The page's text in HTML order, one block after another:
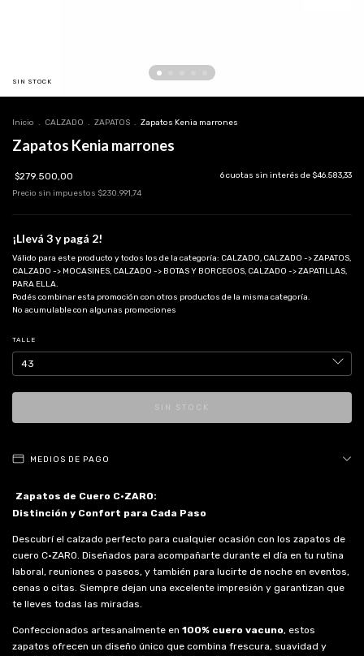
SIN STOCK
Inicio . CALZADO . ZAPATOS . Zapatos Kenia marrones
Zapatos Kenia marrones
$279.500,00 6cuotas sin interés de $46.583,33
Precio sin impuestos $230.991,74
¡Llevá 3 y pagá 2!
Válido para este producto y todos los de la categoría: CALZADO, CALZADO -> ZAPATOS,
CALZADO -> MOCASINES, CALZADO -> BOTAS Y BORCEGOS, CALZADO -> ZAPATILLAS,
PARA ELLA.
Podés combinar esta promoción con otros productos de la misma categoría.
No acumulable con algunas promociones
TALLE
MEDIOS DE PAGO
Zapatos de Cuero C·ZARO:
Distinción y Confort para Cada Paso
Descubrí el calzado perfecto para cualquier ocasión con los zapatos de
cuero C·ZARO. Diseñados para acompañarte durante el día en tu rutina
laboral, reuniones o paseos, y también para lucirte de noche en eventos,
cenas o citas. Siempre dejan una excelente impresión y garantizan que
te lleves todas las miradas.
Confeccionados artesanalmente en 100% cuero vacuno, estos
zapatos ofrecen un diseño único que combina frescura, suavidad y